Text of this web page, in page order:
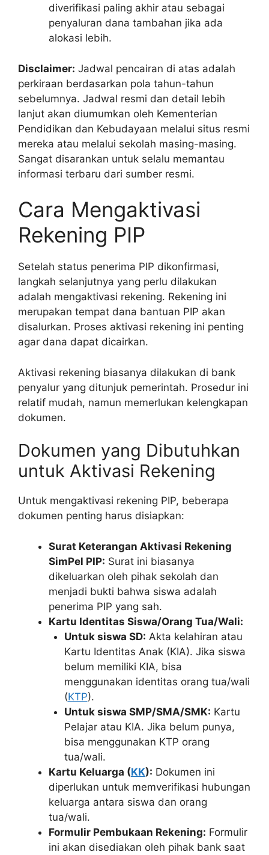
diverifikasi paling akhir atau sebagai
penyaluran dana tambahan jika ada
alokasi lebih.
Disclaimer: Jadwal pencairan di atas adalah
perkiraan berdasarkan pola tahun-tahun
sebelumnya. Jadwal resmi dan detail lebih
lanjut akan diumumkan oleh Kementerian
Pendidikan dan Kebudayaan melalui situs resmi
mereka atau melalui sekolah masing-masing.
Sangat disarankan untuk selalu memantau
informasi terbaru dari sumber resmi.
Cara Mengaktivasi
Rekening PIP
Setelah status penerima PIP dikonfirmasi,
langkah selanjutnya yang perlu dilakukan
adalah mengaktivasi rekening. Rekening ini
merupakan tempat dana bantuan PIP akan
disalurkan. Proses aktivasi rekening ini penting
agar dana dapat dicairkan.
Aktivasi rekening biasanya dilakukan di bank
penyalur yang ditunjuk pemerintah. Prosedur ini
relatif mudah, namun memerlukan kelengkapan
dokumen.
Dokumen yang Dibutuhkan
untuk Aktivasi Rekening
Untuk mengaktivasi rekening PIP, beberapa
dokumen penting harus disiapkan:
Surat Keterangan Aktivasi Rekening
SimPel PIP: Surat ini biasanya
dikeluarkan oleh pihak sekolah dan
menjadi bukti bahwa siswa adalah
penerima PIP yang sah.
Kartu Identitas Siswa/Orang Tua/Wali:
Untuk siswa SD: Akta kelahiran atau
Kartu Identitas Anak (KIA). Jika siswa
belum memiliki KIA, bisa
menggunakan identitas orang tua/wali
(KTP).
Untuk siswa SMP/SMA/SMK: Kartu
Pelajar atau KIA. Jika belum punya,
bisa menggunakan KTP orang
tua/wali.
Kartu Keluarga (KK): Dokumen ini
diperlukan untuk memverifikasi hubungan
keluarga antara siswa dan orang
tua/wali.
Formulir Pembukaan Rekening: Formulir
ini akan disediakan oleh pihak bank saat